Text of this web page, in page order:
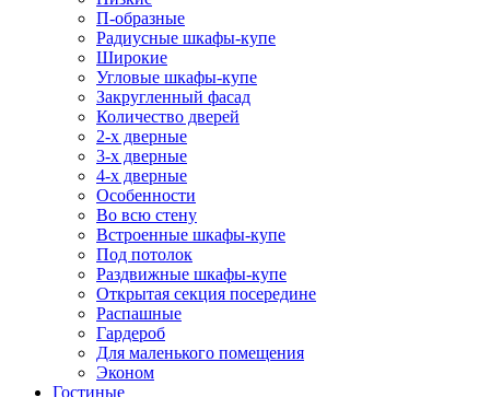
П-образные
Радиусные шкафы-купе
Широкие
Угловые шкафы-купе
Закругленный фасад
Количество дверей
2-х дверные
3-х дверные
4-х дверные
Особенности
Во всю стену
Встроенные шкафы-купе
Под потолок
Раздвижные шкафы-купе
Открытая секция посередине
Распашные
Гардероб
Для маленького помещения
Эконом
Гостиные